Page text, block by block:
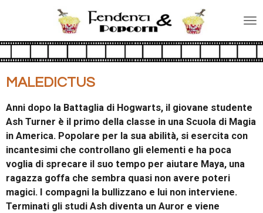
contenuto
MALEDICTUS
Anni dopo la Battaglia di Hogwarts, il giovane studente
Ash Turner è il primo della classe in una Scuola di Magia
in America. Popolare per la sua abilità, si esercita con
incantesimi che controllano gli elementi e ha poca
voglia di sprecare il suo tempo per aiutare Maya, una
ragazza goffa che sembra quasi non avere poteri
magici. I compagni la bullizzano e lui non interviene.
Terminati gli studi Ash diventa un Auror e viene